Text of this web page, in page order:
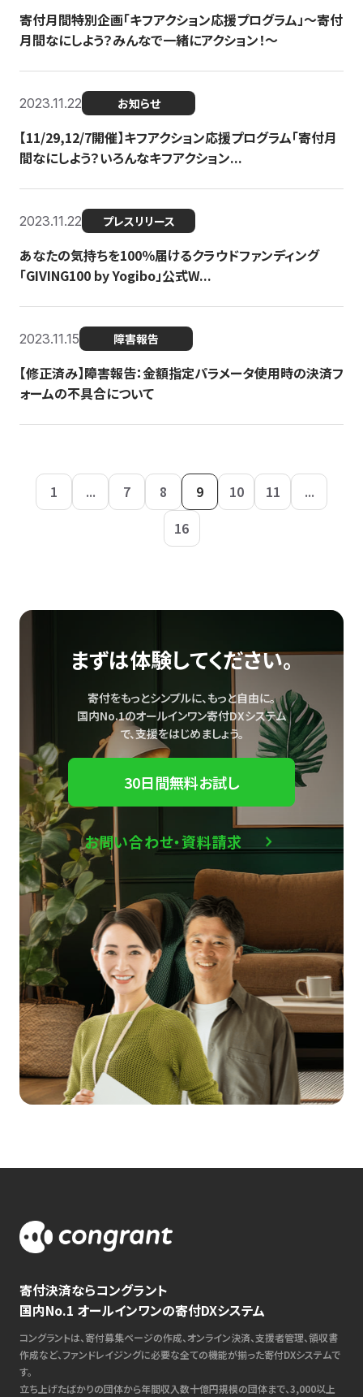
寄付月間特別企画「キフアクション応援プログラム」〜寄付
月間なにしよう？みんなで一緒にアクション！〜
2023.11.22 お知らせ
【11/29,12/7開催】キフアクション応援プログラム「寄付月
間なにしよう？いろんなキフアクション...
2023.11.22 プレスリリース
あなたの気持ちを100％届けるクラウドファンディング
「GIVING100 by Yogibo」公式W...
2023.11.15 障害報告
【修正済み】障害報告：金額指定パラメータ使用時の決済フ
ォームの不具合について
1 ... 7 8 9 10 11
...
16
まずは体験してください。
寄付をもっとシンプルに、もっと自由に。
国内No.1のオールインワン寄付DXシステム
で、支援をはじめましょう。
30日間無料お試し
お問い合わせ・資料請求
寄付決済ならコングラント
国内No.1 オールインワンの寄付DXシステム
コングラントは、寄付募集ページの作成、オンライン決済、支援者管理、領収書
作成など、ファンドレイジングに必要な全ての機能が揃った寄付DXシステムで
す。
立ち上げたばかりの団体から年間収入数十億円規模の団体まで、3,000以上